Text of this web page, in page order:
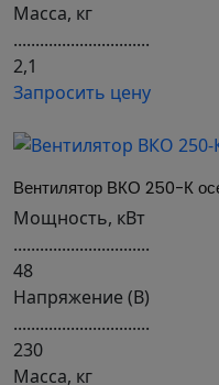
Масса, кг
...............................
2,1
Запросить цену
Вентилятор ВКО 250-К
Мощность, кВт
...............................
48
Напряжение (В)
...............................
230
Масса, кг